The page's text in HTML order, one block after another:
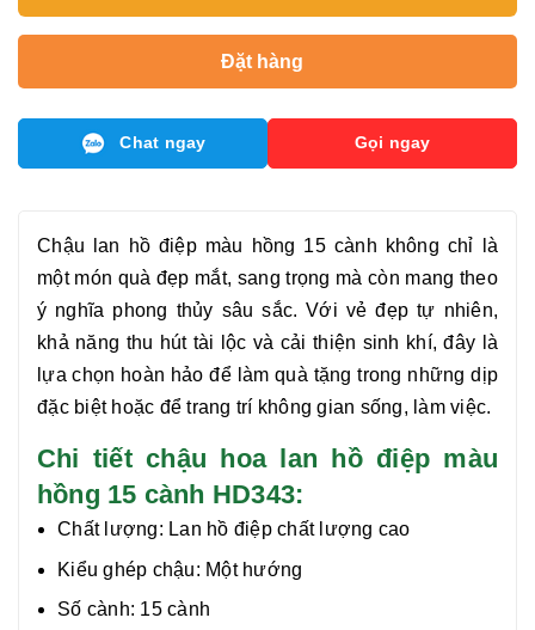
Đặt hàng
Chat ngay Gọi ngay
Chậu lan hồ điệp màu hồng 15 cành không chỉ là
một món quà đẹp mắt, sang trọng mà còn mang theo
ý nghĩa phong thủy sâu sắc. Với vẻ đẹp tự nhiên,
khả năng thu hút tài lộc và cải thiện sinh khí, đây là
lựa chọn hoàn hảo để làm quà tặng trong những dịp
đặc biệt hoặc để trang trí không gian sống, làm việc.
Chi tiết chậu hoa lan hồ điệp màu
hồng 15 cành HD343:
Chất lượng: Lan hồ điệp chất lượng cao
Kiểu ghép chậu: Một hướng
Số cành: 15 cành